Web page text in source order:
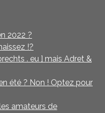
2022 ?
!?
. eu ] mais Adret &
été ? Non ! Optez pour
amateurs de